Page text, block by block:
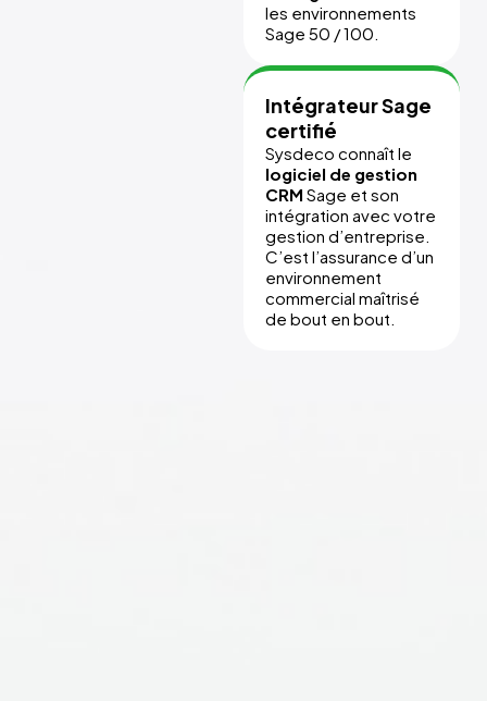
les environnements
Sage 50 / 100.
Intégrateur Sage
certifié
Sysdeco connaît le
logiciel de gestion
CRM Sage et son
intégration avec votre
gestion d’entreprise.
C’est l’assurance d’un
environnement
commercial maîtrisé
de bout en bout.